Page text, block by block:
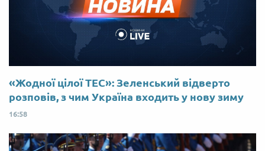
«Жодної цілої ТЕС»: Зеленський відверто
розповів, з чим Україна входить у нову зиму
16:58